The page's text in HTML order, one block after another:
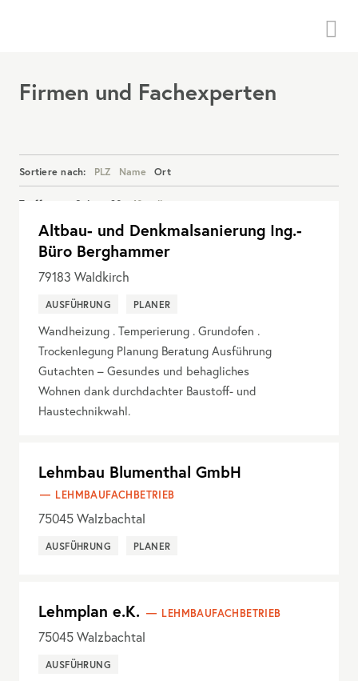
Firmen und Fachexperten
Sortiere nach: PLZ Name Ort
Treffer pro Seite: 20 40 alle
Details anzeigen
Altbau- und Denkmalsanierung Ing.-
Büro Berghammer
79183 Waldkirch
AUSFÜHRUNG PLANER
Wandheizung . Temperierung . Grundofen .
Trockenlegung Planung Beratung Ausführung
Gutachten – Gesundes und behagliches
Wohnen dank durchdachter Baustoff- und
Haustechnikwahl.
Lehmbau Blumenthal GmbH
LEHMBAUFACHBETRIEB
75045Walzbachtal
AUSFÜHRUNG PLANER
Lehmplan e.K. LEHMBAUFACHBETRIEB
75045Walzbachtal
AUSFÜHRUNG